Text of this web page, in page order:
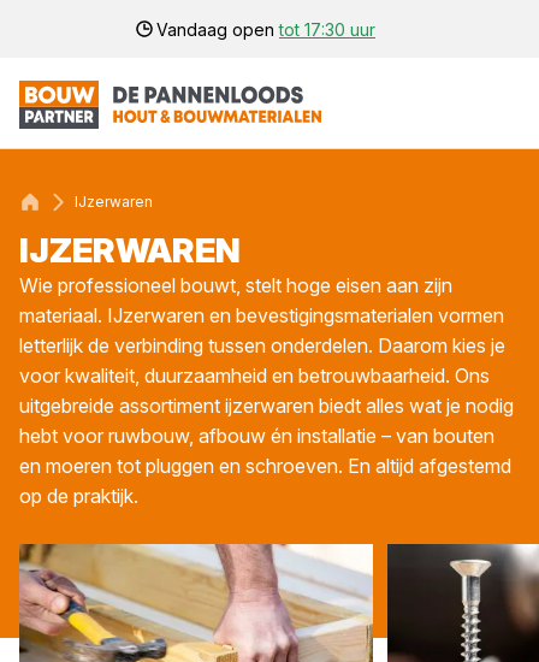
Vandaag opentot 17:30 uur
IJzerwaren
IJZER­WA­REN
Wie professioneel bouwt, stelt hoge eisen aan zijn
materiaal. IJzerwaren en bevestigingsmaterialen vormen
letterlijk de verbinding tussen onderdelen. Daarom kies je
voor kwaliteit, duurzaamheid en betrouwbaarheid. Ons
uitgebreide assortiment ijzerwaren biedt alles wat je nodig
hebt voor ruwbouw, afbouw én installatie – van bouten
en moeren tot pluggen en schroeven. En altijd afgestemd
op de praktijk.